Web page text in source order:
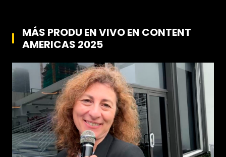
MÁS PRODU EN VIVO EN CONTENT
AMERICAS 2025